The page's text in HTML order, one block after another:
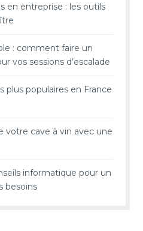
en entreprise : les outils
: comment faire un
vos sessions d’escalade
plus populaires en France
votre cave à vin avec une
informatique pour un
besoins